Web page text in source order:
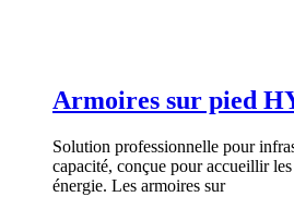
Armoires sur pied
Solution professionnelle pour
capacité, conçue pour accueillir
énergie. Les armoires sur